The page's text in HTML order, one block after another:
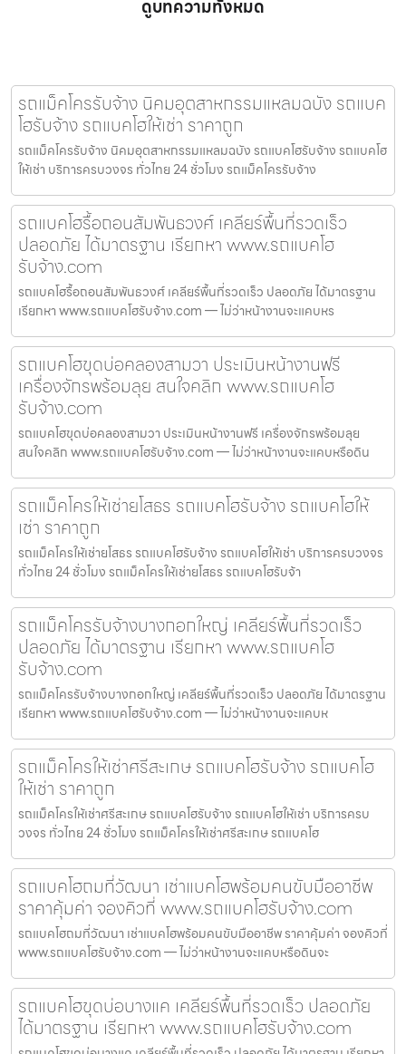
ดูบทความทั้งหมด
รถแม็คโครรับจ้าง นิคมอุตสาหกรรมแหลมฉบัง รถแบค
โฮรับจ้าง รถแบคโฮให้เช่า ราคาถูก
รถแม็คโครรับจ้าง นิคมอุตสาหกรรมแหลมฉบัง รถแบคโฮรับจ้าง รถแบคโฮ
ให้เช่า บริการครบวงจร ทั่วไทย 24 ชั่วโมง รถแม็คโครรับจ้าง
รถแบคโฮรื้อถอนสัมพันธวงศ์ เคลียร์พื้นที่รวดเร็ว
ปลอดภัย ได้มาตรฐาน เรียกหา www.รถแบคโฮ
รับจ้าง.com
รถแบคโฮรื้อถอนสัมพันธวงศ์ เคลียร์พื้นที่รวดเร็ว ปลอดภัย ได้มาตรฐาน
เรียกหา www.รถแบคโฮรับจ้าง.com — ไม่ว่าหน้างานจะแคบหร
รถแบคโฮขุดบ่อคลองสามวา ประเมินหน้างานฟรี
เครื่องจักรพร้อมลุย สนใจคลิก www.รถแบคโฮ
รับจ้าง.com
รถแบคโฮขุดบ่อคลองสามวา ประเมินหน้างานฟรี เครื่องจักรพร้อมลุย
สนใจคลิก www.รถแบคโฮรับจ้าง.com — ไม่ว่าหน้างานจะแคบหรือดิน
รถแม็คโครให้เช่ายโสธร รถแบคโฮรับจ้าง รถแบคโฮให้
เช่า ราคาถูก
รถแม็คโครให้เช่ายโสธร รถแบคโฮรับจ้าง รถแบคโฮให้เช่า บริการครบวงจร
ทั่วไทย 24 ชั่วโมง รถแม็คโครให้เช่ายโสธร รถแบคโฮรับจ้า
รถแม็คโครรับจ้างบางกอกใหญ่ เคลียร์พื้นที่รวดเร็ว
ปลอดภัย ได้มาตรฐาน เรียกหา www.รถแบคโฮ
รับจ้าง.com
รถแม็คโครรับจ้างบางกอกใหญ่ เคลียร์พื้นที่รวดเร็ว ปลอดภัย ได้มาตรฐาน
เรียกหา www.รถแบคโฮรับจ้าง.com — ไม่ว่าหน้างานจะแคบห
รถแม็คโครให้เช่าศรีสะเกษ รถแบคโฮรับจ้าง รถแบคโฮ
ให้เช่า ราคาถูก
รถแม็คโครให้เช่าศรีสะเกษ รถแบคโฮรับจ้าง รถแบคโฮให้เช่า บริการครบ
วงจร ทั่วไทย 24 ชั่วโมง รถแม็คโครให้เช่าศรีสะเกษ รถแบคโฮ
รถแบคโฮถมที่วัฒนา เช่าแบคโฮพร้อมคนขับมืออาชีพ
ราคาคุ้มค่า จองคิวที่ www.รถแบคโฮรับจ้าง.com
รถแบคโฮถมที่วัฒนา เช่าแบคโฮพร้อมคนขับมืออาชีพ ราคาคุ้มค่า จองคิวที่
www.รถแบคโฮรับจ้าง.com — ไม่ว่าหน้างานจะแคบหรือดินจะ
รถแบคโฮขุดบ่อบางแค เคลียร์พื้นที่รวดเร็ว ปลอดภัย
ได้มาตรฐาน เรียกหา www.รถแบคโฮรับจ้าง.com